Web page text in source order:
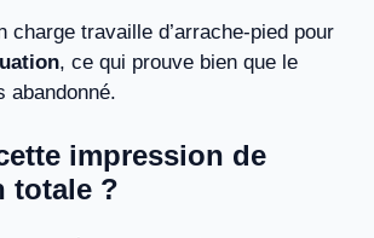
charge travaille d’arrache-pied pour
, ce qui prouve bien que le
abandonné.
impression de
totale ?